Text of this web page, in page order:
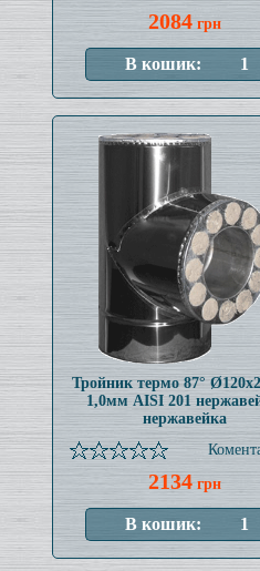
2084 грн
Тройник термо 87°
1,0мм AISI 201
нержавейка
2134 грн